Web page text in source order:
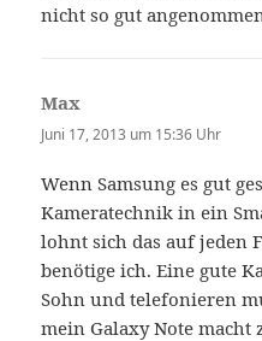
nicht so gut
Max
Juni 17, 2013 um 15:36 Uhr
Wenn Samsung es gut
Kameratechnik in ein
lohnt sich das auf jeden
benötige ich. Eine gute
Sohn und telefonieren
mein Galaxy Note